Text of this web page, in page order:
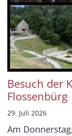
Besuch der
Flossenbürg
29. Juli 2026
Am